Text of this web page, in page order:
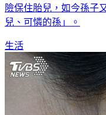
險保住胎兒，如今孫子
兒、可憐的孫」。
生活